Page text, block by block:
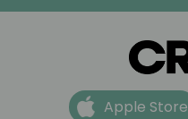
Apple Store